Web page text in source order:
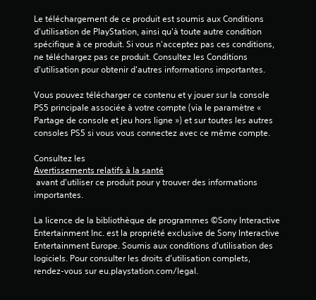
Le téléchargement de ce produit est soumis aux Conditions
d'utilisation de PlayStation, ainsi qu'à toute autre condition
spécifique à ce produit. Si vous n'acceptez pas ces conditions,
ne téléchargez pas ce produit. Consultez les Conditions
d'utilisation pour obtenir d'autres informations importantes.
Vous pouvez télécharger ce contenu et y jouer sur la console
PS5 principale associée à votre compte (via le paramètre «
Partage de console et jeu hors ligne ») et sur toutes les autres
consoles PS5 si vous vous connectez avec ce même compte.
Consultez les
Avertissements relatifs à la santé
importantes.
La licence de la bibliothèque de programmes ©Sony Interactive
Entertainment Inc. est la propriété exclusive de Sony Interactive
Entertainment Europe. Soumis aux conditions d’utilisation des
logiciels. Pour consulter les droits d’utilisation complets,
rendez-vous sur eu.playstation.com/legal.